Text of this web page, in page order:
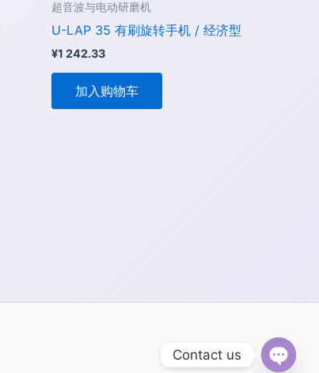
超音波与电动研磨机
U-LAP 35 有刷旋转手机 / 经济型
¥1 242.33
加入购物车
Contact us